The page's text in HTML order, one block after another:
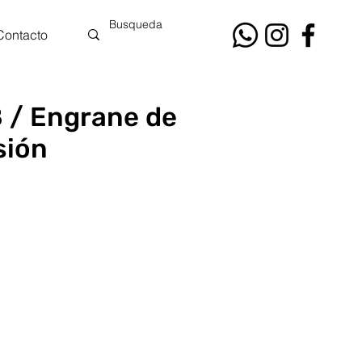
/ Engrane de